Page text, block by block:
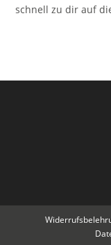
schnell zu dir auf